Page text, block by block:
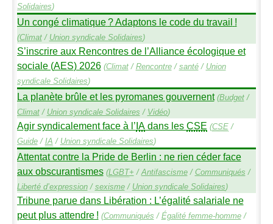
Solidaires)
Un congé climatique? Adaptons le code du travail !
(Climat/ Union syndicale Solidaires)
S’inscrire aux Rencontres de l’Alliance écologique et
sociale (AES) 2026 (Climat/ Rencontre/ santé/ Union
syndicale Solidaires)
La planète brûle et les pyromanes gouvernent (Budget/
Climat/ Union syndicale Solidaires / Vidéo)
Agir syndicalement face à l’IAdans les CSE (CSE/
Guide/ IA / Union syndicale Solidaires)
Attentat contre la Pride de Berlin : ne rien céder face
aux obscurantismes (LGBT+ / Antifascisme/ Communiqués /
Liberté d’expression/ sexisme/ Union syndicale Solidaires)
Tribune parue dans Libération : L’égalité salariale ne
peut plus attendre ! (Communiqués / Égalité femme-homme/